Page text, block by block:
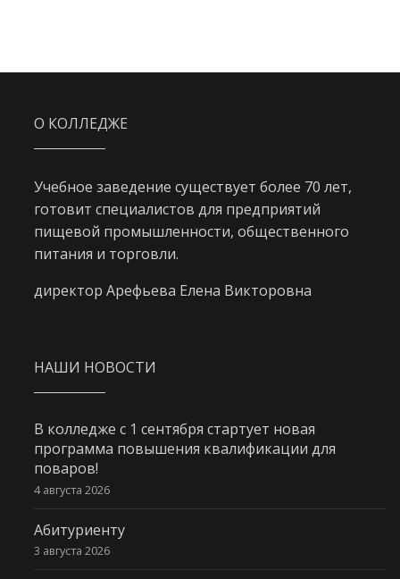
О КОЛЛЕДЖЕ
Учебное заведение существует более 70 лет,
готовит специалистов для предприятий
пищевой промышленности, общественного
питания и торговли.
директор Арефьева Елена Викторовна
НАШИ НОВОСТИ
В колледже с 1 сентября стартует новая
программа повышения квалификации для
поваров!
4 августа 2026
Абитуриенту
3 августа 2026